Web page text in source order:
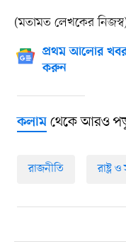
(মতামত লেখকের
প্রথম আলোর
করুন
কলামথেকে আরও
রাজনীতি রাষ্ট্র